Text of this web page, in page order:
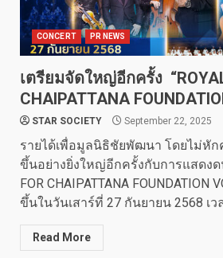
CONCERT PR NEWS
เตรียมจัดใหญ่อีกครั้ง
CHAIPATTANA
STAR SOCIETY September 22, 2025
รายได้เพื่อมูลนิธิชัยพัฒนา โดยไม่หัก
ขึ้นอย่างยิ่งใหญ่อีกครั้งกับการแสดงดน
FOR CHAIPATTANA FOUNDATION
ขึ้นในวันเสาร์ที่ 27 กันยายน 2568 เว
Read More